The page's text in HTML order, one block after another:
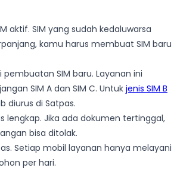
aktif. SIM yang sudah kedaluwarsa
kamu harus membuat SIM baru
pembuatan SIM baru. Layanan ini
SIM A dan SIM C. Untuk jenis SIM B
diurus di Satpas.
lengkap. Jika ada dokumen tertinggal,
bisa ditolak.
Setiap mobil layanan hanya melayani
per hari.